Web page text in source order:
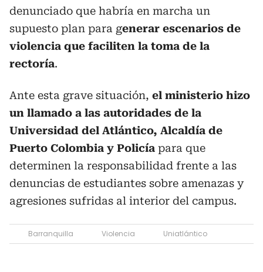
denunciado que habría en marcha un
supuesto plan para generar escenarios de
violencia que faciliten la toma de la
rectoría.
Ante esta grave situación, el ministerio hizo
un llamado a las autoridades de la
Universidad del Atlántico, Alcaldía de
Puerto Colombia y Policía para que
determinen la responsabilidad frente a las
denuncias de estudiantes sobre amenazas y
agresiones sufridas al interior del campus.
Barranquilla Violencia Uniatlántico